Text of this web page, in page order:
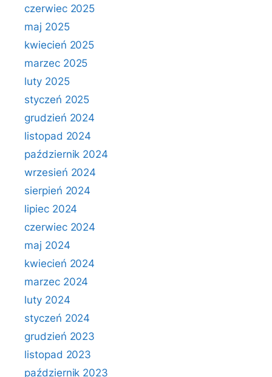
czerwiec 2025
maj 2025
kwiecień 2025
marzec 2025
luty 2025
styczeń 2025
grudzień 2024
listopad 2024
październik 2024
wrzesień 2024
sierpień 2024
lipiec 2024
czerwiec 2024
maj 2024
kwiecień 2024
marzec 2024
luty 2024
styczeń 2024
grudzień 2023
listopad 2023
październik 2023